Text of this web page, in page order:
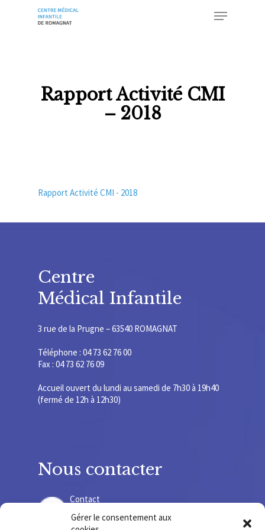
Gérer le consentement aux
Menu
Rapport Activité CMI
– 2018
Rapport Activité CMI - 2018
Centre
Médical Infantile
3 rue de la Prugne – 63540 ROMAGNAT
Téléphone : 04 73 62 76 00
Fax : 04 73 62 76 09
Accueil ouvert du lundi au samedi de 7h30 à 19h40
(fermé de 12h à 12h30)
Nous contacter
Contact